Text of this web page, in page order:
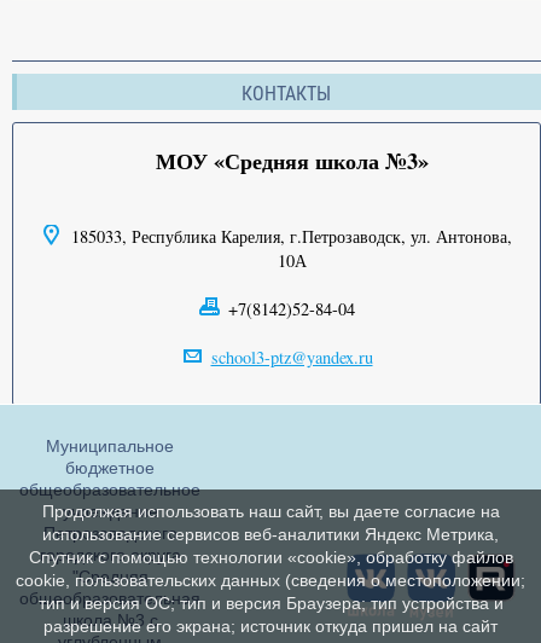
КОНТАКТЫ
МОУ «Средняя школа №3»
185033, Республика Карелия, г.Петрозаводск, ул. Антонова,
10А
+7(8142)52-84-04
school3-ptz@yandex.ru
Муниципальное
бюджетное
общеобразовательное
учреждение
Петрозаводского
городского округа
"Средняя
общеобразовательная
школа №3 с
Продолжая использовать наш сайт, вы даете согласие на
использование сервисов веб-аналитики Яндекс Метрика,
Спутник с помощью технологии «cookie», обработку файлов
cookie, пользовательских данных (сведения о местоположении;
тип и версия ОС; тип и версия Браузера; тип устройства и
разрешение его экрана; источник откуда пришел на сайт